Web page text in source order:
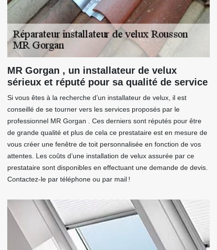
MR Gorgan , un installateur de velux
sérieux et réputé pour sa qualité de service
Si vous êtes à la recherche d’un installateur de velux, il est
conseillé de se tourner vers les services proposés par le
professionnel MR Gorgan . Ces derniers sont réputés pour être
de grande qualité et plus de cela ce prestataire est en mesure de
vous créer une fenêtre de toit personnalisée en fonction de vos
attentes. Les coûts d’une installation de velux assurée par ce
prestataire sont disponibles en effectuant une demande de devis.
Contactez-le par téléphone ou par mail !